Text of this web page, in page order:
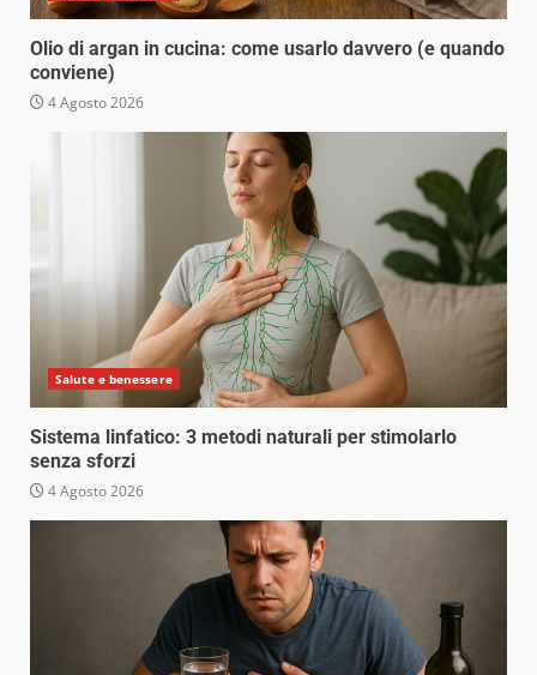
Olio di argan in cucina: come usarlo davvero (e quando
conviene)
4 Agosto 2026
Salute e benessere
Sistema linfatico: 3 metodi naturali per stimolarlo
senza sforzi
4 Agosto 2026